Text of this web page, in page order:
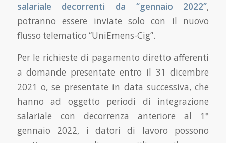
salariale decorrenti da “gennaio 2022”,
potranno essere inviate solo con il nuovo
flusso telematico “UniEmens-Cig”.
Per le richieste di pagamento diretto afferenti
a domande presentate entro il 31 dicembre
2021 o, se presentate in data successiva, che
hanno ad oggetto periodi di integrazione
salariale con decorrenza anteriore al 1°
gennaio 2022, i datori di lavoro possono